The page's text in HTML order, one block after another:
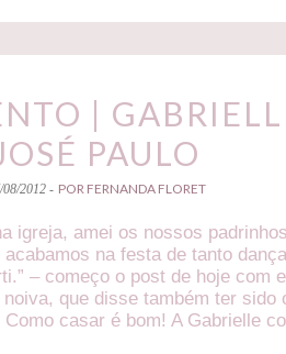
|
PAULO
08/2012 - POR FERNANDA FLORET
igreja, amei os nossos
na festa de tanto
– começo o post de hoje com
que disse também ter sido
casar é bom! A Gabrielle